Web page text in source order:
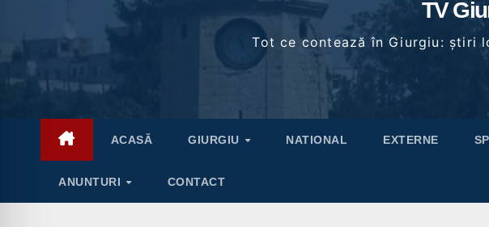
TV
Tot ce contează în Giurgiu: știri
ACASĂ GIURGIU NATIONAL EXTERNE
ANUNTURI CONTACT